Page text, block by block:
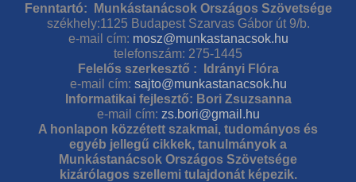
Fenntartó: Munkástanácsok Országos Szövetsége
székhely:1125 Budapest Szarvas Gábor út 9/b.
e-mail cím: mosz@munkastanacsok.hu
telefonszám: 275-1445
Felelős szerkesztő : Idrányi Flóra
e-mail cím: sajto@munkastanacsok.hu
Informatikai fejlesztő: Bori Zsuzsanna
e-mail cím: zs.bori@gmail.hu
A honlapon közzétett szakmai, tudományos és
egyéb jellegű cikkek, tanulmányok a
Munkástanácsok Országos Szövetsége
kizárólagos szellemi tulajdonát képezik.